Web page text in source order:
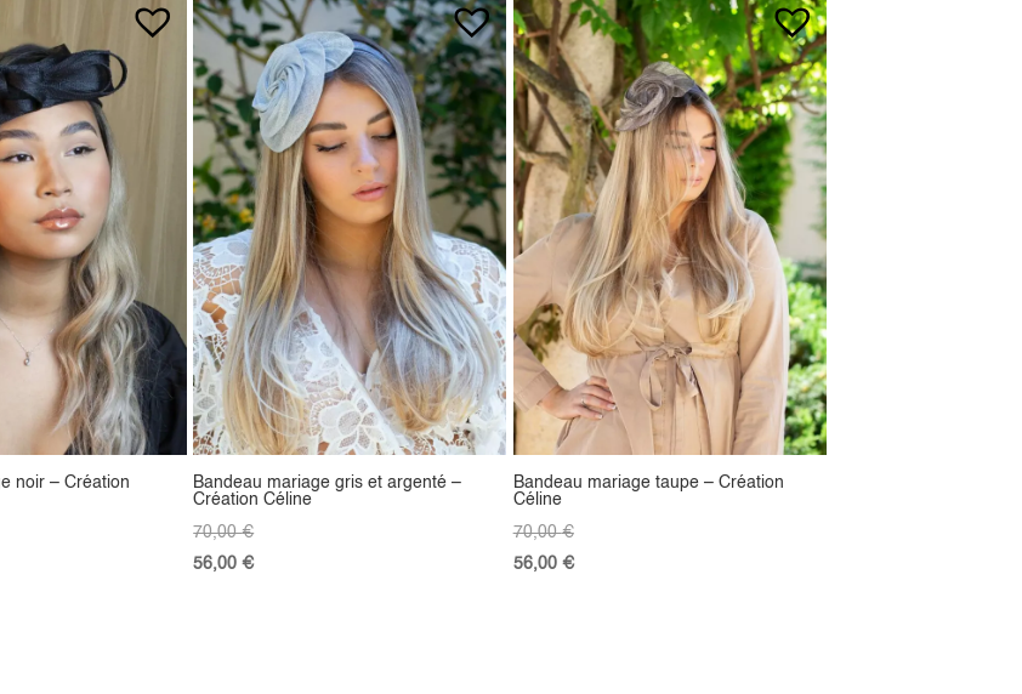
noir – Création
Bandeau mariage gris et argenté –
Création Céline
70,00€
56,00€
Bandeau mariage taupe – Création
Céline
70,00€
56,00 €